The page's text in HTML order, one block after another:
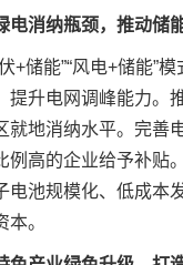
消纳瓶颈，推动储
储能”“风电+储能”模
提升电网调峰能力。
就地消纳水平。完善
例高的企业给予补贴
电池规模化、低成本
。